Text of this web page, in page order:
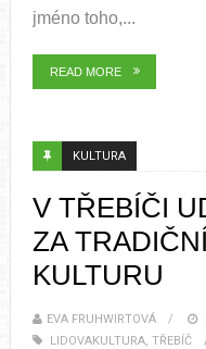
jméno toho,...
READ MORE
KULTURA
V TŘEBÍČI
ZA
KULTURU
EVA FRUHWIRTOVÁ
LIDOVAKULTURA, TŘEBÍČ